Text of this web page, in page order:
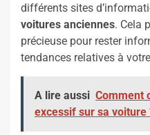
différents sites
voitures anciennes. Cela
précieuse pour rester
tendances relatives à
A lire aussi Comment
excessif sur sa voiture